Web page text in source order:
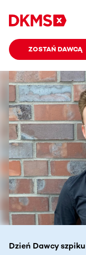
ZOSTAŃ DAWCĄ
Dzień Dawcy szpiku